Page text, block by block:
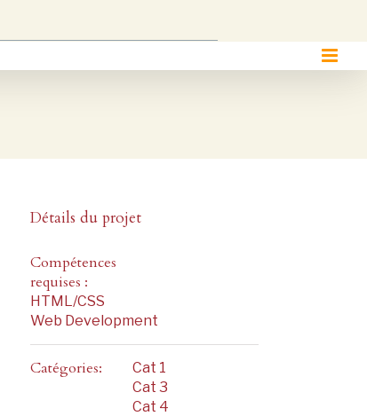
Détails du projet
Compétences
requises :
HTML/CSS
Web Development
Catégories:
Cat 1
Cat 3
Cat 4